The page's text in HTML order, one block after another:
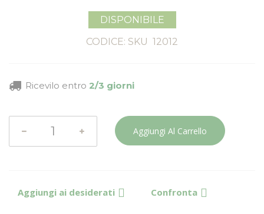
DISPONIBILE
CODICE: SKU 12012
Ricevilo entro 2/3 giorni
Aggiungi Al Carrello
Aggiungi ai desiderati Confronta